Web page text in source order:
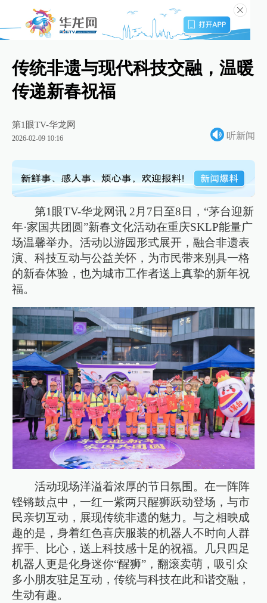
传统非遗与现代科技交融，温暖
传递新春祝福
第1眼TV-华龙网
2026-02-09 10:16 听新闻
第1眼TV-华龙网讯 2月7日至8日，“茅台迎新
年·家国共团圆”新春文化活动在重庆SKLP能量广
场温馨举办。活动以游园形式展开，融合非遗表
演、科技互动与公益关怀，为市民带来别具一格
的新春体验，也为城市工作者送上真挚的新年祝
福。
活动现场洋溢着浓厚的节日氛围。在一阵阵
铿锵鼓点中，一红一紫两只醒狮跃动登场，与市
民亲切互动，展现传统非遗的魅力。与之相映成
趣的是，身着红色喜庆服装的机器人不时向人群
挥手、比心，送上科技感十足的祝福。几只四足
机器人更是化身迷你“醒狮”，翻滚卖萌，吸引众
多小朋友驻足互动，传统与科技在此和谐交融，
生动有趣。